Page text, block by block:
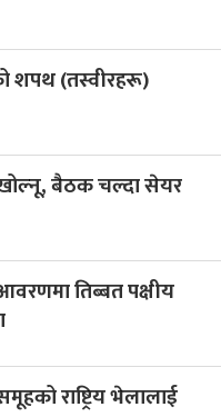
शपथ (तस्वीरहरू)
बैठक चल्दा सेयर
आवरणमा तिब्बत पक्षीय
राष्ट्रिय भेलालाई